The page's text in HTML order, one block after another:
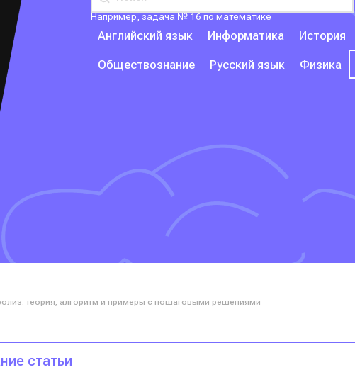
Например, задача № 16 по математике
Английский язык Информатика История
Обществознание Русский язык Физика
теория, алгоритм и примеры с пошаговыми решениями
статьи